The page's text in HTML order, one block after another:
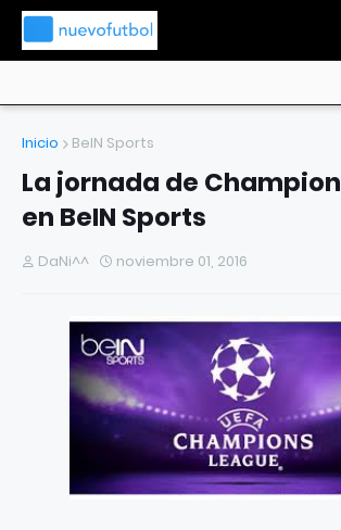
Inicio BeIN Sports
La jornada de
en BeIN Sports
DaNi^^ noviembre 01, 2016